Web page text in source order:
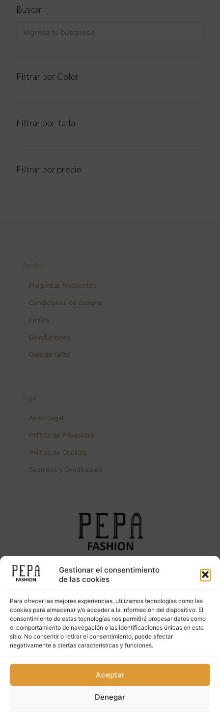
Gestionar el consentimiento
de las cookies
Para ofrecer las mejores experiencias, utilizamos tecnologías como las
cookies para almacenar y/o acceder a la información del dispositivo. El
consentimiento de estas tecnologías nos permitirá procesar datos como
el comportamiento de navegación o las identificaciones únicas en este
sitio. No consentir o retirar el consentimiento, puede afectar
negativamente a ciertas características y funciones.
Aceptar
Denegar
Buscar
Filtrar por Color
Filtrar por Talla
Filtrar por precio
Ayuda
Preguntas frecuentes
Condiciones de compra
Envíos
Devoluciones
Guía de tallas
Legal
Aviso Legal
Política de Privacidad
Política de Cookies
Términos y Condiciones
Síguenos en nuestras redes sociales
Copyright © 2023. PepaFashion Todos los derechos